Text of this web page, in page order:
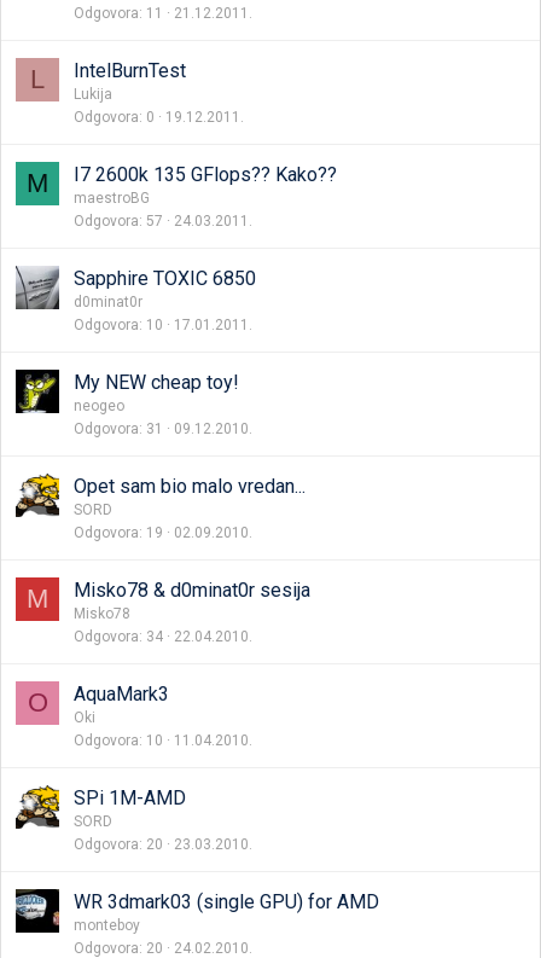
Odgovora 11 21.12.2011.
L IntelBurnTest
Lukija
Odgovora 0 19.12.2011.
M I7 2600k 135 GFlops?? Kako??
maestroBG
Odgovora 57 24.03.2011.
Sapphire TOXIC 6850
d0minat0r
Odgovora 10 17.01.2011.
My NEW cheap toy!
neogeo
Odgovora 31 09.12.2010.
Opet sam bio malo vredan...
SORD
Odgovora 19 02.09.2010.
M Misko78 & d0minat0r sesija
Misko78
Odgovora 34 22.04.2010.
O AquaMark3
Oki
Odgovora 10 11.04.2010.
SPi 1M-AMD
SORD
Odgovora 20 23.03.2010.
WR 3dmark03 (single GPU) for AMD
monteboy
Odgovora 20 24.02.2010.